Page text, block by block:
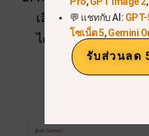
เลือก “สร้างภาพ” เ
ได้ฟรี พร้อมข้อจำกัด
💬 แชทกับ AI:
โซเน็ต 5,Gemini
รับส่วนลด